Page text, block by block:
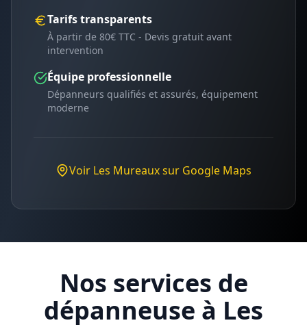
Tarifs transparents
À partir de 80€ TTC - Devis gratuit avant
intervention
Équipe professionnelle
Dépanneurs qualifiés et assurés, équipement
moderne
Voir Les Mureauxsur Google Maps
Nos services de
dépanneuse à Les